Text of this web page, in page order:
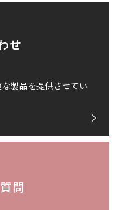
せ
製品を提供させてい
問